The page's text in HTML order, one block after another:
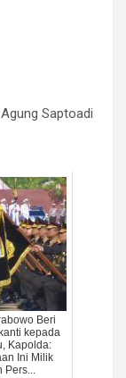
Saptoadi
Beri
kepada
Kapolda:
Ini Milik
Pers...